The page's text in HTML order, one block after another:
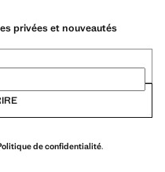
privées et nouveautés
de confidentialité.